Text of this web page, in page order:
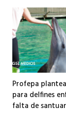
Profepa
para delfines
falta de